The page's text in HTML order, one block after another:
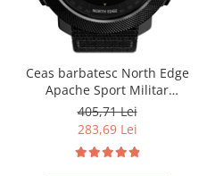
Ceas barbatesc North Edge
Apache Sport Militar
Altimetru Busola Temperatura
Barometru Alarma Negru
405,71 Lei
283,69 Lei